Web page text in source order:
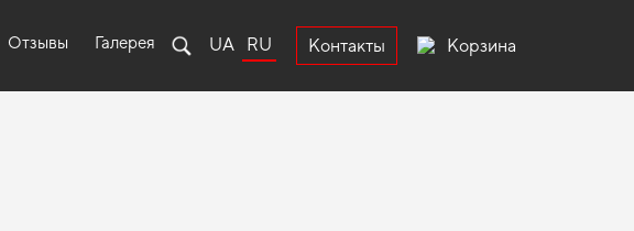
Отзывы Галерея UA RU Контакты Корзина